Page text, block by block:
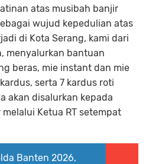
atas musibah banjir
wujud kepedulian atas
di Kota Serang, kami dari
menyalurkan bantuan
beras, mie instant dan mie
serta 7 kardus roti
akan disalurkan kepada
Ketua RT setempat
Banten 2026,